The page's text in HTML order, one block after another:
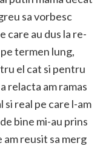
sa vorbesc
care au dus la re-
termen lung,
el cat si pentru
relacta am ramas
real pe care l-am
bine mi-au prins
reusit sa merg